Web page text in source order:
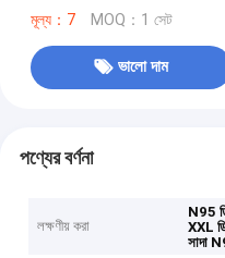
মূল্য：7 MOQ：1 সেট
ভালো দাম
পণ্যের বর্ণনা
লক্ষণীয় করা
N95
XXL
সাদা